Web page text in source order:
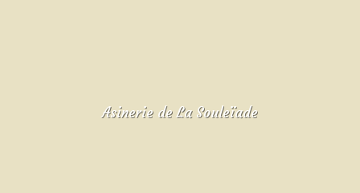
Asinerie de La Souleïade